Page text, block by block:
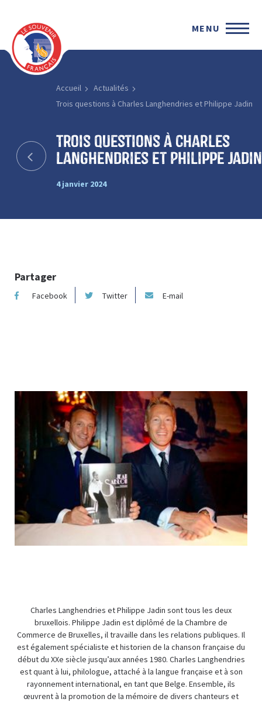
MENU
Accueil
Actualités
Trois questions à Charles Langhendries et Philippe Jadin
Trois questions à Charles
Langhendries et Philippe Jadin
4 janvier 2024
Partager
Facebook Twitter E-mail
Charles Langhendries et Philippe Jadin sont tous les deux
bruxellois. Philippe Jadin est diplômé de la Chambre de
Commerce de Bruxelles, il travaille dans les relations publiques. Il
est également spécialiste et historien de la chanson française du
début du XXe siècle jusqu’aux années 1980. Charles Langhendries
est quant à lui, philologue, attaché à la langue française et à son
rayonnement international, en tant que Belge. Ensemble, ils
œuvrent à la promotion de la mémoire de divers chanteurs et